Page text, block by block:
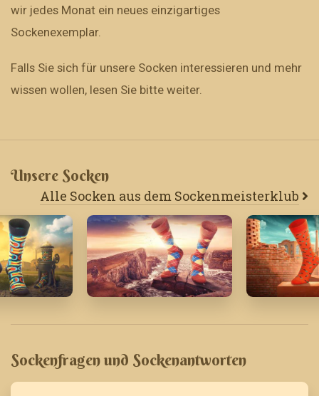
wir jedes Monat ein neues einzigartiges
Sockenexemplar.
Falls Sie sich für unsere Socken interessieren und mehr
wissen wollen, lesen Sie bitte weiter.
Unsere Socken
Alle Socken aus dem Sockenmeisterklub
Sockenfragen und Sockenantworten